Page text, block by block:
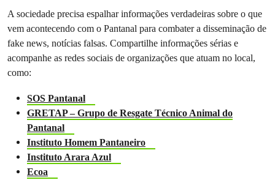
A sociedade precisa espalhar informações verdadeiras sobre o que
vem acontecendo com o Pantanal para combater a disseminação de
fake news, notícias falsas. Compartilhe informações sérias e
acompanhe as redes sociais de organizações que atuam no local,
como:
SOS Pantanal
GRETAP – Grupo de Resgate Técnico Animal do
Pantanal
Instituto Homem Pantaneiro
Instituto Arara Azul
Ecoa